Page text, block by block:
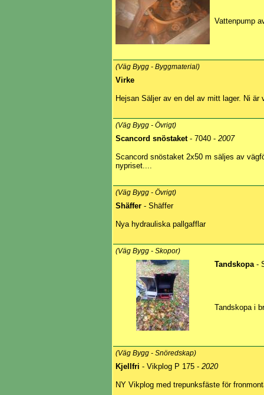
Vattenpump
(Väg Bygg - Byggmaterial)
Virke
Hejsan Säljer av en del av mitt lager. Ni
(Väg Bygg - Övrigt)
Scancord snöstaket- 7040 - 2007
Scancord snöstaket 2x50 m säljes av
nypriset....
(Väg Bygg - Övrigt)
Shäffer - Shäffer
Nya hydrauliska pallgafflar
(Väg Bygg - Skopor)
Tandskopa-
Tandskopa i
(Väg Bygg - Snöredskap)
Kjellfri - Vikplog P 175 - 2020
NY Vikplog med trepunksfäste för